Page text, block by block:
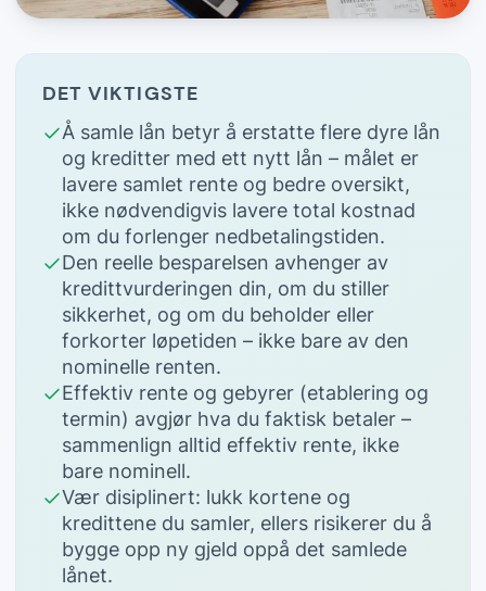
DET VIKTIGSTE
Å samle lån betyr å erstatte flere dyre lån
og kreditter med ett nytt lån – målet er
lavere samlet rente og bedre oversikt,
ikke nødvendigvis lavere total kostnad
om du forlenger nedbetalingstiden.
Den reelle besparelsen avhenger av
kredittvurderingen din, om du stiller
sikkerhet, og om du beholder eller
forkorter løpetiden – ikke bare av den
nominelle renten.
Effektiv rente og gebyrer (etablering og
termin) avgjør hva du faktisk betaler –
sammenlign alltid effektiv rente, ikke
bare nominell.
Vær disiplinert: lukk kortene og
kredittene du samler, ellers risikerer du å
bygge opp ny gjeld oppå det samlede
lånet.